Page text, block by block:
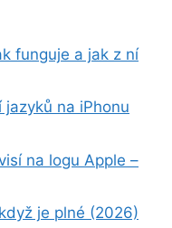
funguje a jak z ní
na iPhonu
na logu Apple –
je plné (2026)